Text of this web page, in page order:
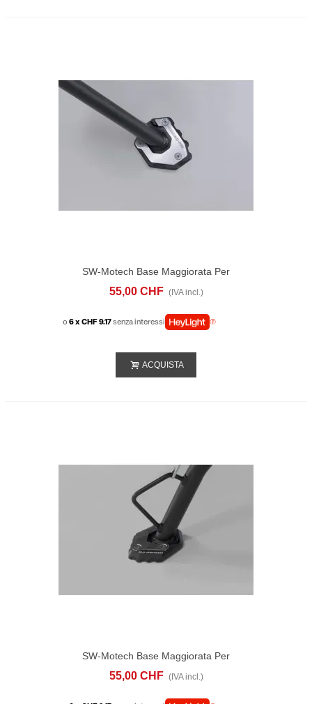
SW-Motech Base Maggiorata Per
Cavalletto Laterale Suzuki DR-Z4S (25-)
55,00 CHF (IVA incl.)
o6 x CHF 9.17senza interessi
ACQUISTA
SW-Motech Base Maggiorata Per
Cavalletto Laterale CFMoto 800MT /
55,00 CHF (IVA incl.)